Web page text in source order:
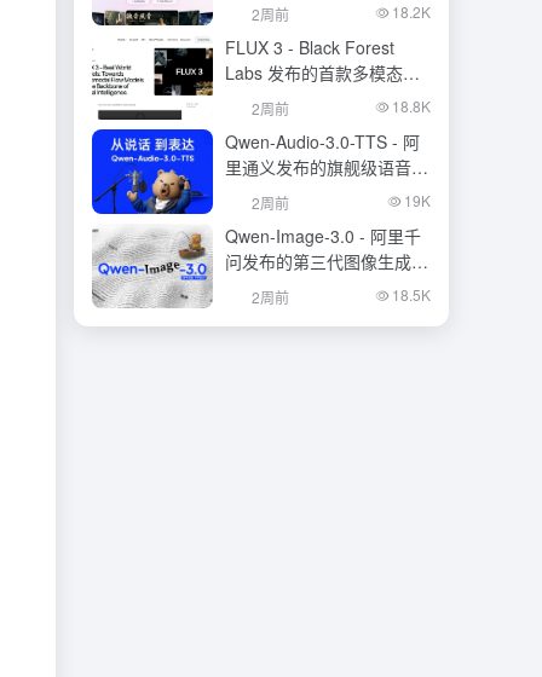
2周前 18.2K
FLUX 3 - Black Forest
Labs 发布的首款多模态基
础模型
2周前 18.8K
Qwen-Audio-3.0-TTS - 阿
里通义发布的旗舰级语音合
成大模型
2周前 19K
Qwen-Image-3.0 - 阿里千
问发布的第三代图像生成基
础模型
2周前 18.5K